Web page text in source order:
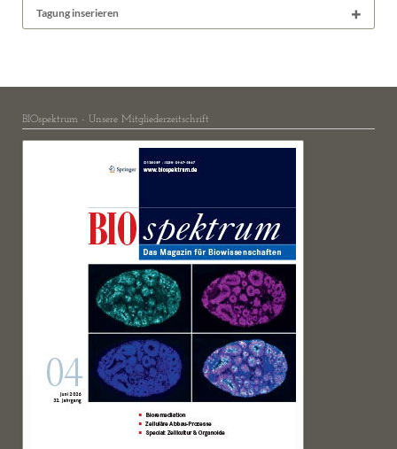
Tagung inserieren
BIOspektrum - Unsere Mitgliederzeitschrift